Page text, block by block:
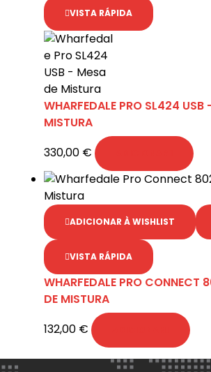
VISTA RÁPIDA
WHARFEDALE PRO SL424 USB
MISTURA
330,00 €
ADICIONAR À WISHLIST
VISTA RÁPIDA
WHARFEDALE PRO CONNECT
DE MISTURA
132,00 €